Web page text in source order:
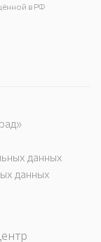
в РФ
данных
данных